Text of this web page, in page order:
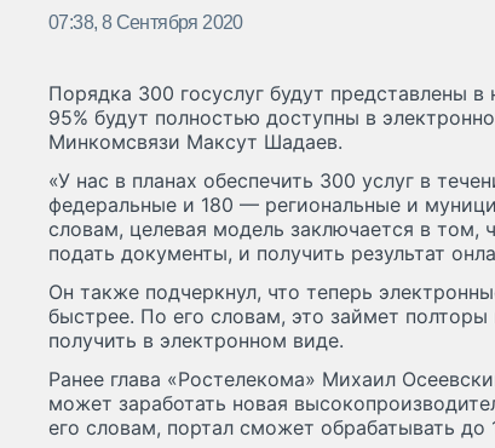
07:38, 8 Сентября 2020
Порядка 300 госуслуг будут представлены
95% будут полностью доступны в
Минкомсвязи Максут Шадаев.
«У нас в планах обеспечить 300 услуг в
федеральные и 180 — региональные и
словам, целевая модель заключается в том,
подать документы, и получить результат
Он также подчеркнул, что теперь
быстрее. По его словам, это займет
получить в электронном виде.
Ранее глава «Ростелекома» Михаил
может заработать новая
его словам, портал сможет обрабатывать до